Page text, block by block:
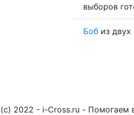
выборов
Боб из двух
(c) 2022 - i-Cross.ru - Помогаем